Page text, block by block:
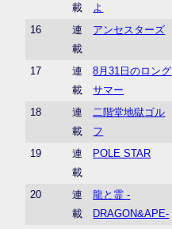
載
よ
16
連
載
アンセスターズ
17
連
載
8月31日のロング
サマー
18
連
載
二階堂地獄ゴル
フ
19
連
載
POLE STAR
20
連
載
龍と霊 -
DRAGON&APE-